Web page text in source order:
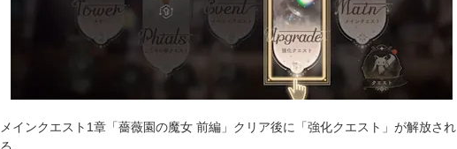
メインクエスト1章「薔薇園の魔女 前編」クリア後に「強化クエスト」が解放され
る。